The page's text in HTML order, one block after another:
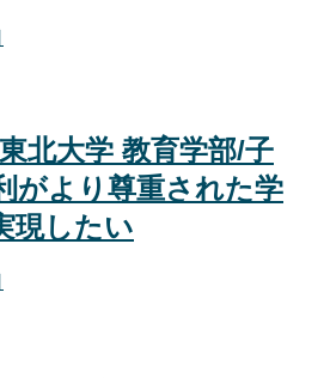
北大学 教育学部/子
がより尊重された学
現したい